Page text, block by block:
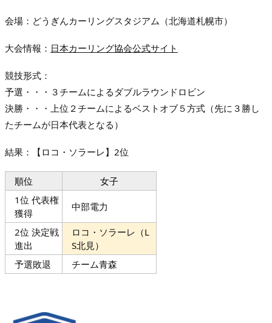
会場：どうぎんカーリングスタジアム（北海道札幌市）
大会情報： 日本カーリング協会公式サイト
競技形式：
予選・・・３チームによるダブルラウンドロビン
決勝・・・上位２チームによるベストオブ５方式（先に３勝し
たチームが日本代表となる）
結果：【ロコ・ソラーレ】2位
順位
女子
1位 代表権
獲得
中部電力
2位 決定戦
進出
ロコ・ソラーレ（L
S北見）
予選敗退
チーム青森